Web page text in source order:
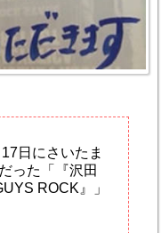
日にさいたま
った「『沢田
ROCK』」